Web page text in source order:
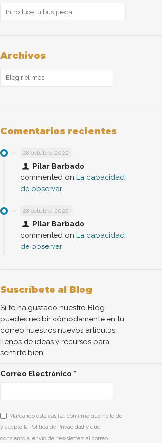
Archivos
Archivos
Comentarios recientes
28 octubre, 2022
Pilar Barbado
commented onLa capacidad
de observar
28 octubre, 2022
Pilar Barbado
commented onLa capacidad
de observar
Suscríbete al Blog
Si te ha gustado nuestro Blog
puedes recibir cómodamente en tu
correo nuestros nuevos artículos,
llenos de ideas y recursos para
sentirte bien.
Correo Electrónico*
Marcando esta casilla, confirmo que he leído
y acepto la Política de Privacidad y que
consiento el envío de newsletters al correo